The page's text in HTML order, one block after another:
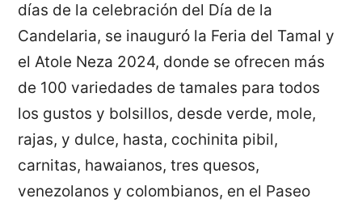
días de la celebración del Día de la
Candelaria, se inauguró la Feria del Tamal y
el Atole Neza 2024, donde se ofrecen más
de 100 variedades de tamales para todos
los gustos y bolsillos, desde verde, mole,
rajas, y dulce, hasta, cochinita pibil,
carnitas, hawaianos, tres quesos,
venezolanos y colombianos, en el Paseo